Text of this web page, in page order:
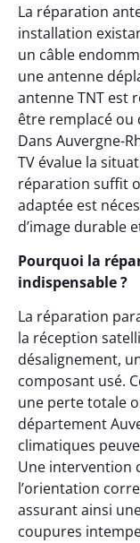
La réparation
installation
un câble
une antenne
antenne TNT est
être remplacé ou
Dans Auvergne-
TV évalue la
réparation suffit
adaptée est
d’image durable
Pourquoi la
indispensable ?
La réparation
la réception
désalignement,
composant usé.
une perte totale
département
climatiques
Une intervention
l’orientation
assurant ainsi
coupures